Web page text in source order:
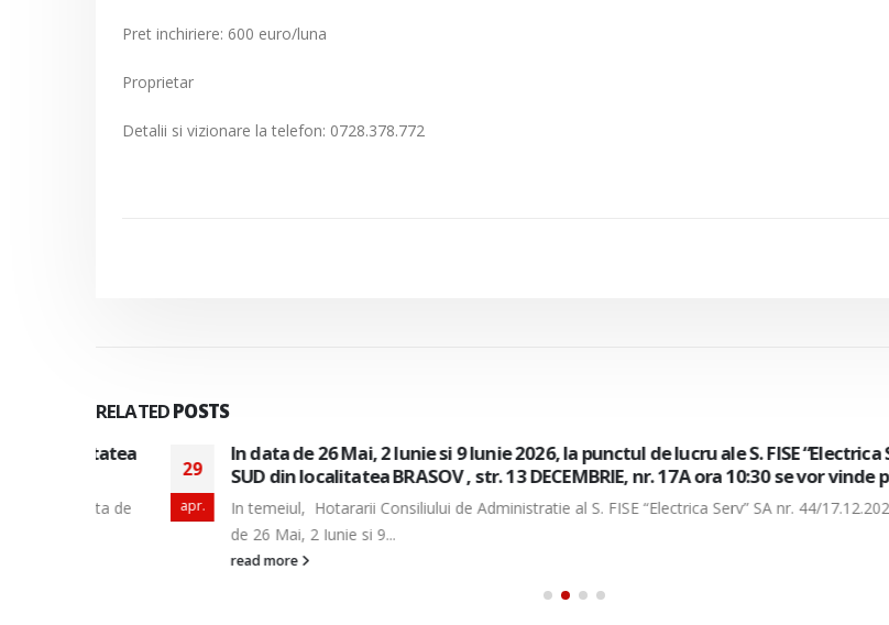
Pret inchiriere: 600 euro/luna
Proprietar
Detalii si vizionare la telefon: 0728.378.772
RELATEDPOSTS
apr.
In data de 26 Mai, 2 Iunie si 9 Iunie 2026, la punctul de lucru ale S. FISE “Electrica Serv”
SUD din localitatea BRASOV , str. 13 DECEMBRIE, nr. 17A ora 10:30 se vor vinde prin
In temeiul, Hotararii Consiliului de Administratie al S. FISE “Electrica Serv” SA nr. 44/17.12.2025, va
de 26 Mai, 2 Iunie si 9...